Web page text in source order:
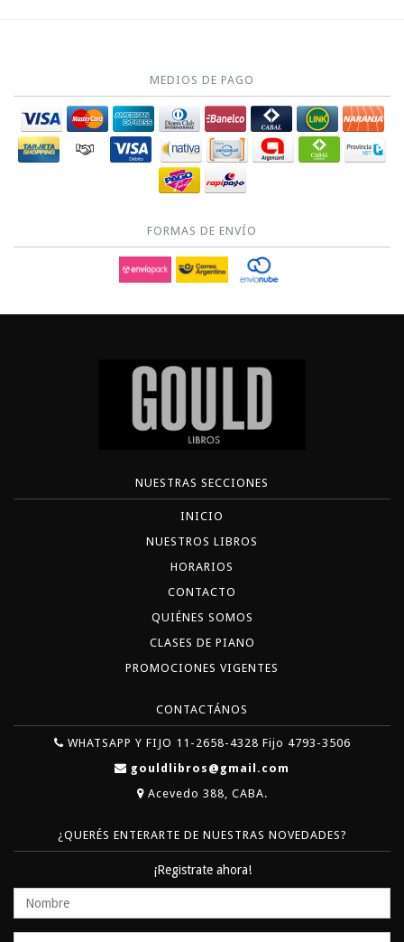
MEDIOS DE PAGO
FORMAS DE ENVÍO
NUESTRAS SECCIONES
INICIO
NUESTROS LIBROS
HORARIOS
CONTACTO
QUIÉNES SOMOS
CLASES DE PIANO
PROMOCIONES VIGENTES
CONTACTÁNOS
WHATSAPP Y FIJO 11-2658-4328 Fijo 4793-3506
gouldlibros@gmail.com
Acevedo 388, CABA.
¿QUERÉS ENTERARTE DE NUESTRAS NOVEDADES?
¡Registrate ahora!